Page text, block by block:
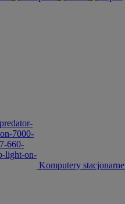
Komputery stacjonarne